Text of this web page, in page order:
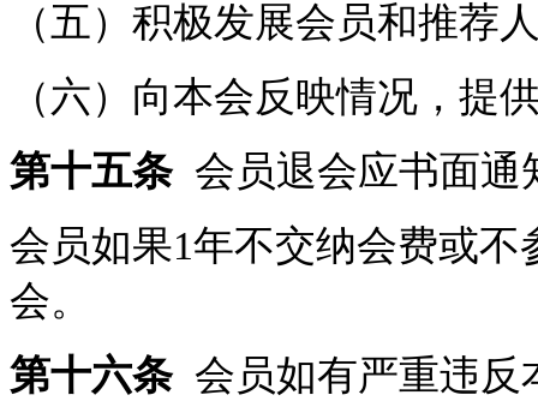
（五）积极发展会员和推荐
（六）向本会反映情况，提
第十五条会员退会应书面通
会员如果1年不交纳会费或
会。
第十六条会员如有严重违反